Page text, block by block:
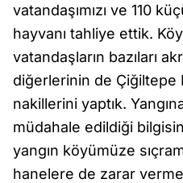
vatandaşımızı ve 110
hayvanı tahliye ettik.
vatandaşların bazıları
diğerlerinin de Çiğiltepe
nakillerini yaptık.
müdahale edildiği
yangın köyümüze
hanelere de zarar